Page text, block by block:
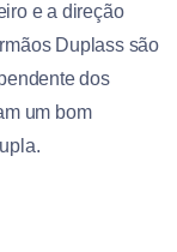
e a direção
Duplass são
dos
um bom